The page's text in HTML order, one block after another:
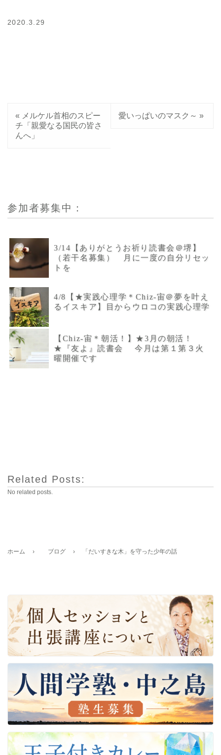
2020.3.29
« メルケル首相のスピー
チ「親愛なる国民の皆さ
んへ」
愛いっぱいのマスク～ »
参加者募集中：
3/14【ありがとうお祈り読書会＠堺】
（若干名募集） 月に一度の自分リセッ
トを
4/8【★実践心理学＊Chiz-宙＠夢を叶え
るイスキア】目からウロコの実践心理学
【Chiz-宙＊朝活！】★3月の朝活！
★『友よ』読書会 今月は第１第３火
曜開催です
Related Posts:
No related posts.
ホーム › ブログ › 「だいすきな木」を守った少年の話